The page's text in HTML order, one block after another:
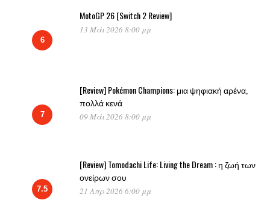
6
MotoGP 26 [Switch 2 Review]
13 Μάι 2026 8:00 μμ
7
[Review] Pokémon Champions: μια ψηφιακή αρένα,
πολλά κενά
09 Μάι 2026 8:00 μμ
7.5
[Review] Tomodachi Life: Living the Dream : η ζωή των
ονείρων σου
21 Απρ 2026 6:00 μμ